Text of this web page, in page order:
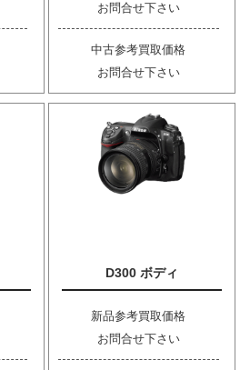
お問合せ下さい
中古参考買取価格
お問合せ下さい
D300 ボディ
新品参考買取価格
お問合せ下さい